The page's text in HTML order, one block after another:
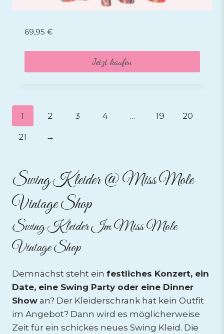
69,95 €
Jetzt kaufen
1 2 3 4 … 19 20
21 →
Swing Kleider@Miss Mole
Vintage Shop
Swing Kleider Im Miss Mole
Vintage Shop
Demnächst steht ein festliches Konzert, ein
Date, eine Swing Party oder eine Dinner
Show an? Der Kleiderschrank hat kein Outfit
im Angebot? Dann wird es möglicherweise
Zeit für ein schickes neues Swing Kleid. Die